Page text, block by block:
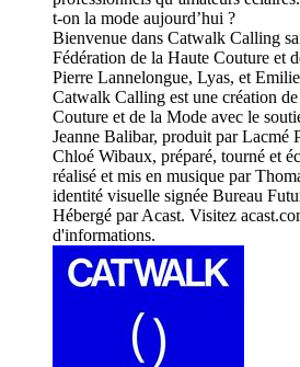
t-on la mode aujourd’hui ?
Bienvenue dans Catwalk Calling
Fédération de la Haute Couture et
Pierre Lannelongue, Lyas, et
Catwalk Calling est une création
Couture et de la Mode avec le
Jeanne Balibar, produit par Lacmé
Chloé Wibaux, préparé, tourné et
réalisé et mis en musique par
identité visuelle signée Bureau
Hébergé par Acast. Visitez
d'informations.